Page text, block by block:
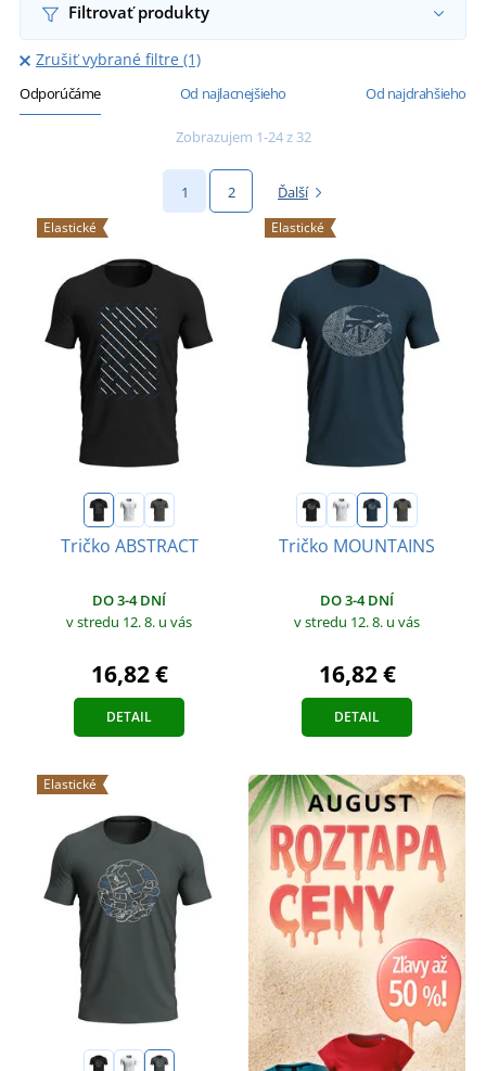
Filtrovať produkty
Zrušiť vybrané filtre (1)
Odporúčáme Od najlacnejšieho Od najdrahšieho
Zobrazujem 1-24 z 32
1 2 Ďalší
Elastické
Tričko ABSTRACT
DO 3-4 DNÍ
v stredu 12. 8. u vás
16,82 €
DETAIL
Elastické
Tričko MOUNTAINS
DO 3-4 DNÍ
v stredu 12. 8. u vás
16,82 €
DETAIL
Elastické